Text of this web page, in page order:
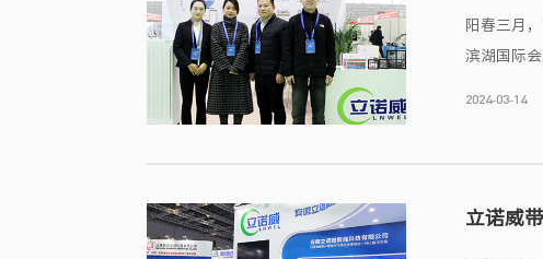
阳春三月
滨湖国际
2024-03-14
立诺威